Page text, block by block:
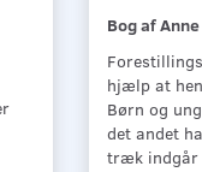
Bog af
hjælp at
Børn og
det andet
træk indgår